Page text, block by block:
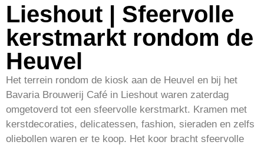
Lieshout | Sfeervolle
kerstmarkt rondom de
Heuvel
Het terrein rondom de kiosk aan de Heuvel en bij het
Bavaria Brouwerij Café in Lieshout waren zaterdag
omgetoverd tot een sfeervolle kerstmarkt. Kramen met
kerstdecoraties, delicatessen, fashion, sieraden en zelfs
oliebollen waren er te koop. Het koor bracht sfeervolle